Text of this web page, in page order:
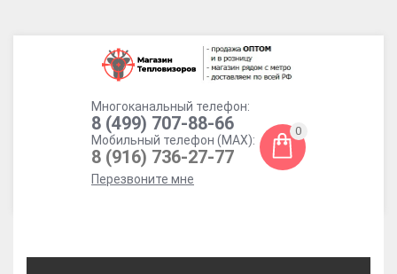
Многоканальный телефон:
8 (499) 707-88-66
Мобильный телефон (MAX):
8 (916) 736-27-77
Перезвоните мне
0